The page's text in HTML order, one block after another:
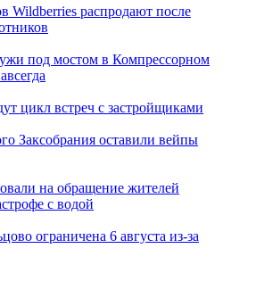
Wildberries распродают после
под мостом в Компрессорном
цикл встреч с застройщиками
Заксобрания оставили вейпы
на обращение жителей
с водой
ограничена 6 августа из-за